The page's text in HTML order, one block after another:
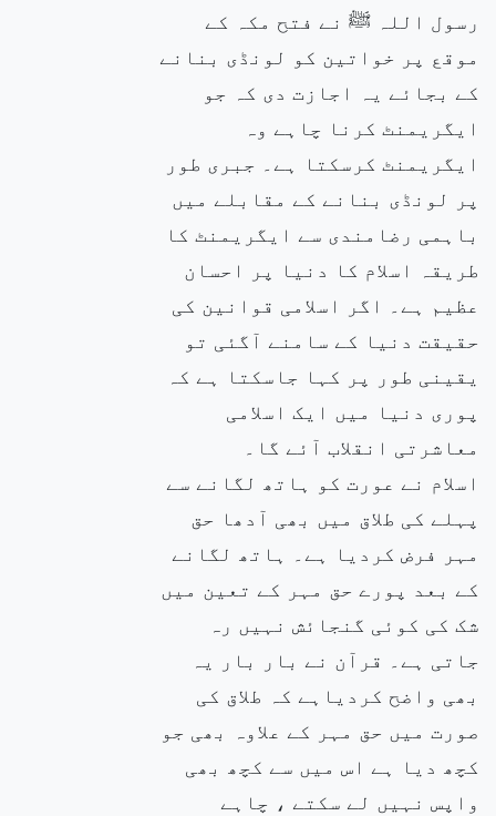
رسول اللہ ﷺ نے فتح مکہ کے
موقع پر خواتین کو لونڈی بنانے
کے بجائے یہ اجازت دی کہ جو
ایگریمنٹ کرنا چاہے وہ
ایگریمنٹ کرسکتا ہے۔ جبری طور
پر لونڈی بنانے کے مقابلے میں
باہمی رضامندی سے ایگریمنٹ کا
طریقہ اسلام کا دنیا پر احسان
عظیم ہے۔ اگر اسلامی قوانین کی
حقیقت دنیا کے سامنے آگئی تو
یقینی طور پر کہا جاسکتا ہے کہ
پوری دنیا میں ایک اسلامی
معاشرتی انقلاب آئے گا۔
اسلام نے عورت کو ہاتھ لگانے سے
پہلے کی طلاق میں بھی آدھا حق
مہر فرض کردیا ہے۔ ہاتھ لگانے
کے بعد پورے حق مہر کے تعین میں
شک کی کوئی گنجائش نہیں رہ
جاتی ہے۔ قرآن نے بار بار یہ
بھی واضح کردیاہے کہ طلاق کی
صورت میں حق مہر کے علاوہ بھی جو
کچھ دیا ہے اس میں سے کچھ بھی
واپس نہیں لے سکتے ، چاہے